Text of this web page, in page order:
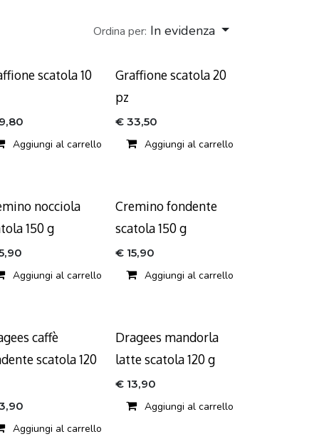
Ordina per: In evidenza
scatola 10
Aggiungi al carrello
Graffione scatola 20
pz
€ 33,50
Aggiungi al carrello
nocciola
150 g
Aggiungi al carrello
Cremino fondente
scatola 150 g
€ 15,90
Aggiungi al carrello
caffè
scatola 120
Aggiungi al carrello
Dragees mandorla
latte scatola 120 g
€ 13,90
Aggiungi al carrello